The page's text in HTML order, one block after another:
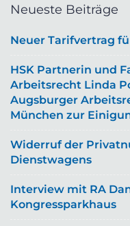
Neueste Beiträge
Neuer Tarifvertrag
HSK Partnerin und
Arbeitsrecht Linda
Augsburger
München zur
Widerruf der
Dienstwagens
Interview mit RA
Kongressparkhaus